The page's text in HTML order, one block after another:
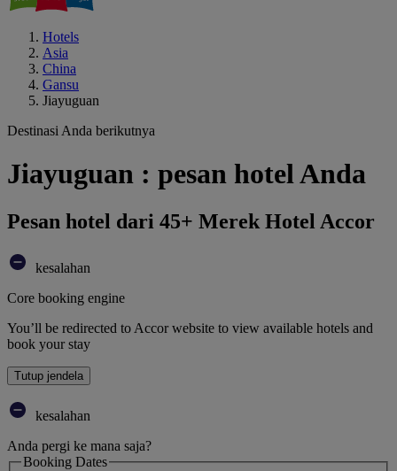
Hotels
Asia
China
Gansu
Jiayuguan
Destinasi Anda berikutnya
Jiayuguan : pesan hotel Anda
Pesan hotel dari 45+ Merek Hotel Accor
kesalahan
Core booking engine
You’ll be redirected to Accor website to view available hotels and
book your stay
Tutup jendela
kesalahan
Anda pergi ke mana saja?
Booking Dates